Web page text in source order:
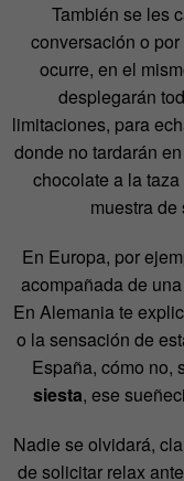
También se les
conversación o
ocurre, en el
desplegarán
limitaciones, para
donde no tardarán
chocolate a la
muestra
En Europa, por
acompañada de
En Alemania te
o la sensación de
España, cómo no,
siesta, ese
Nadie se olvidará,
de solicitar relax